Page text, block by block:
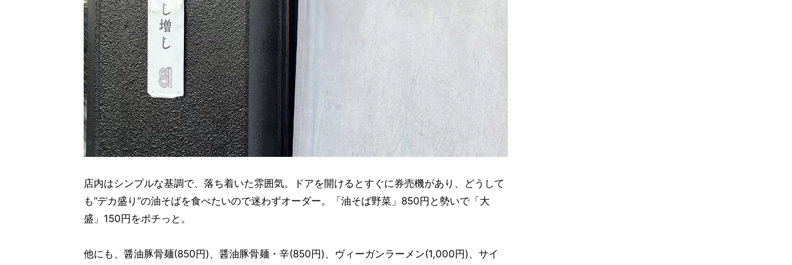
店内はシンプルな基調で、落ち着いた雰囲気。ドアを開けるとすぐに券売機があり、どうして
も“デカ盛り”の油そばを食べたいので迷わずオーダー。「油そば野菜」850円と勢いで「大
盛」150円をポチっと。
他にも、醤油豚骨麺(850円)、醤油豚骨麺・辛(850円)、ヴィーガンラーメン(1,000円)、サイ